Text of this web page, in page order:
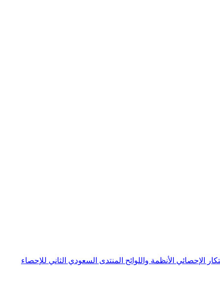
الإحصائي الأنظمة واللوائح المنتدى السعودي الثاني للإحصاء